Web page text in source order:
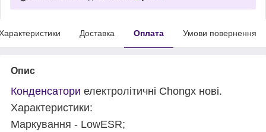
Доставка Оплата Умови повернення
Опис
Конденсатори електролітичні Chongx нові.
Характеристики:
Маркування - LowESR;